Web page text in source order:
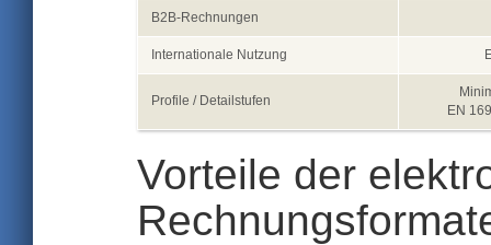
B2B-Rechnungen
Internationale Nutzung
Profile / Detailstufen
EN
Vorteile der